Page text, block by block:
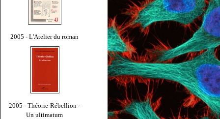
2005 - L'Atelier du roman
2005 - Théorie-Rébellion -
Un ultimatum